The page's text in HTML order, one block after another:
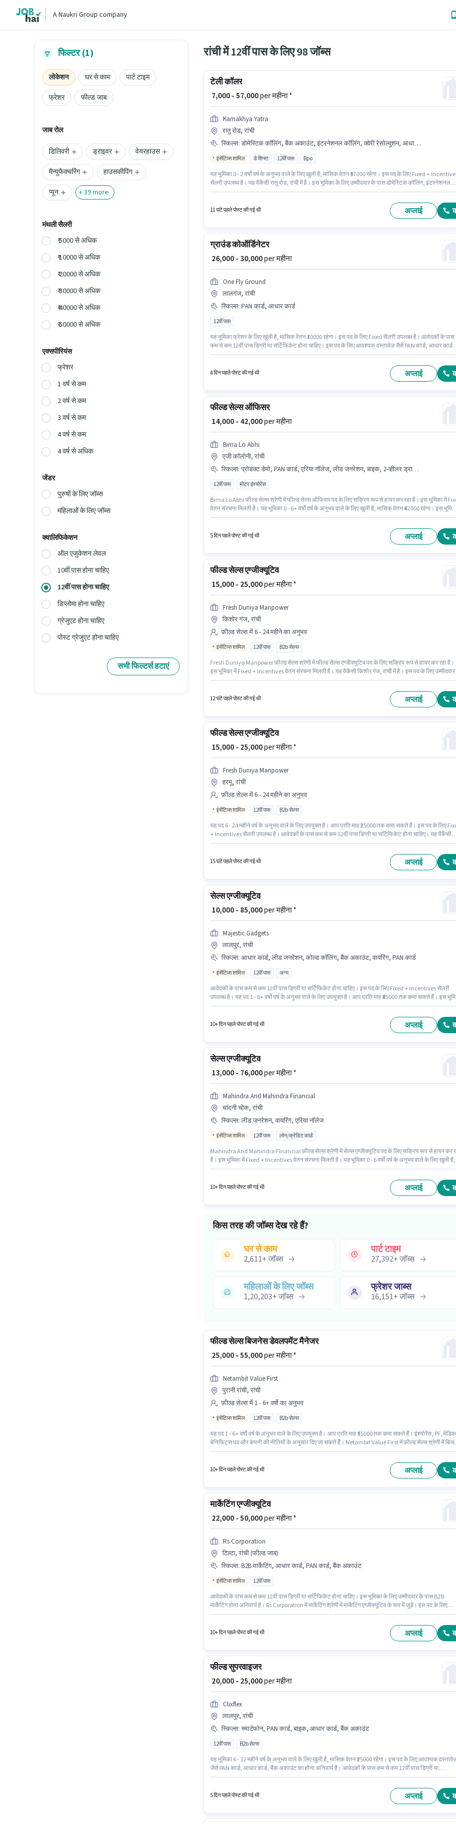
A Naukri Group company
फिल्टर (1)
लोकेशन घर से काम
पार्ट टाइम
फ्रेशर
फील्ड जाब
जाब रोल
डिलिवरी ड्राइवर
वेयरहाउस
मैन्युफैक्चरिंग
हाउसकीपिंग
प्यून
+39more
मंथली सैलरी
₹ 5000 से अधिक
₹ 10000 से अधिक
₹ 20000 से अधिक
₹ 30000 से अधिक
₹ 40000 से अधिक
₹ 50000 से अधिक
एक्सपीरियंस
फ्रेशर
1 वर्ष से कम
2 वर्ष से कम
3 वर्ष से कम
4 वर्ष से कम
4 वर्ष से अधिक
जेंडर
पुरुषों के लिए जॉब्स
महिलाओं के लिए जॉब्स
क्वालिफिकेशन
ऑल एजुकेशन लेवल
10वीं पास होना चाहिए
12वीं पास होना चाहिए
डिप्लोमा होना चाहिए
ग्रेजुएट होना चाहिए
पोस्ट ग्रेजुएट होना चाहिए
सभी फिल्टर्स हटाएं
रांची में 12वीं पास के लिए 98 जॉब्स
टेली कॉलर
₹ 7,000 - 57,000per महीना *
Kamakhya Yatra
रातु रोड, रांची
स्किल्स: डोमेस्टिक कॉलिंग, बैंक अकाउंट, इंटरनेशनल कॉलिंग, क्वेरी रेसोल्युशन, आधार कार्ड, नॉन-वॉयस/चैट प्रोसेस
इंसेंटिव्स शामिल डे शिफ्ट 12वीं पास Bpo
यह भूमिका 0 - 2 वर्षो वर्ष के अनुभव वाले के लिए खुली है, मासिक वेतन ₹57000 रहेगा। इस पद के लिए Fixed +
सैलरी उपलब्ध है। यह वैकेंसी रातु रोड, रांची में है। इस भूमिका के लिए उम्मीदवार के पास डोमेस्टिक कॉलिंग, इंटरनेशनल
11 घंटे पहले पोस्ट की गई थी अप्लाई
ग्राउंड कोऑर्डिनेटर
₹ 26,000 - 30,000per महीना
One Fly Ground
लालगंज, रांची
स्किल्स: PAN कार्ड, आधार कार्ड
12वीं पास
यह भूमिका फ्रेशर के लिए खुली है, मासिक वेतन ₹30000 रहेगा। इस पद के लिए Fixed सैलरी उपलब्ध है। आवेदकों के पास
कम से कम 12वीं पास डिग्री या सर्टिफिकेट होना चाहिए। इस पद के लिए आवश्यक दस्तावेज़ जैसे PAN कार्ड, आधार कार्ड
4 दिन पहले पोस्ट की गई थी अप्लाई
फील्ड सेल्स ऑफिसर
₹ 14,000 - 42,000per महीना
Bima Lo Abhi
एजी कॉलोनी, रांची
स्किल्स: प्रोडक्ट डेमो, PAN कार्ड, एरिया नॉलेज, लीड जनरेशन, बाइक, 2-व्हीलर ड्राइविंग लाइसेंस, आधार कार्ड, बैंक अकाउंट, वायरिंग, स्मार्टफोन
12वीं पास मोटर इंश्योरेंस
Bima Lo Abhi फ़ील्ड सेल्स श्रेणी में फील्ड सेल्स ऑफिसर पद के लिए सक्रिय रूप से हायर कर रहा है। इस भूमिका में
वेतन संरचना मिलती है। यह भूमिका 0 - 6+ वर्षो वर्ष के अनुभव वाले के लिए खुली है, मासिक वेतन ₹42000 रहेगा। इस
5 दिन पहले पोस्ट की गई थी अप्लाई
फील्ड सेल्स एग्जीक्यूटिव
₹ 15,000 - 25,000per महीना *
Fresh Duniya Manpower
किशोर गंज, रांची
फ़ील्ड सेल्स में 6 - 24 महीने का अनुभव
इंसेंटिव्स शामिल 12वीं पास B2b सेल्स
Fresh Duniya Manpower फ़ील्ड सेल्स श्रेणी में फील्ड सेल्स एग्जीक्यूटिव पद के लिए सक्रिय रूप से हायर कर रहा है।
इस भूमिका में Fixed + Incentives वेतन संरचना मिलती है। यह वैकेंसी किशोर गंज, रांची में है। इस पद के लिए उम्मीदवार
12 घंटे पहले पोस्ट की गई थी अप्लाई
फील्ड सेल्स एग्जीक्यूटिव
₹ 15,000 - 25,000per महीना *
Fresh Duniya Manpower
हरमू, रांची
फ़ील्ड सेल्स में 6 - 24 महीने का अनुभव
इंसेंटिव्स शामिल 12वीं पास B2b सेल्स
यह पद 6 - 24 महीने वर्ष के अनुभव वाले के लिए उपयुक्त है। आप प्रति माह ₹25000 तक कमा सकते हैं। इस पद के लिए
+ Incentives सैलरी उपलब्ध है। आवेदकों के पास कम से कम 12वीं पास डिग्री या सर्टिफिकेट होना चाहिए। यह वैकेंसी
15 घंटे पहले पोस्ट की गई थी अप्लाई
सेल्स एग्जीक्यूटिव
₹ 10,000 - 85,000per महीना *
Majestic Gadgets
लालपुर, रांची
स्किल्स: आधार कार्ड, लीड जनरेशन, कोल्ड कॉलिंग, बैंक अकाउंट, वायरिंग, PAN कार्ड
इंसेंटिव्स शामिल 12वीं पास अन्य
आवेदकों के पास कम से कम 12वीं पास डिग्री या सर्टिफिकेट होना चाहिए। इस पद के लिए Fixed + Incentives सैलरी
उपलब्ध है। यह पद 1 - 6+ वर्षो वर्ष के अनुभव वाले के लिए उपयुक्त है। आप प्रति माह ₹85000 तक कमा सकते हैं। इस
10+ दिन पहले पोस्ट की गई थी अप्लाई
सेल्स एग्जीक्यूटिव
₹ 13,000 - 76,000per महीना *
Mahindra And Mahindra Financial
चांदनी चोक, रांची
स्किल्स: लीड जनरेशन, वायरिंग, एरिया नॉलेज
इंसेंटिव्स शामिल 12वीं पास लोन/क्रेडिट कार्ड
Mahindra And Mahindra Financial फ़ील्ड सेल्स श्रेणी में सेल्स एग्जीक्यूटिव पद के लिए सक्रिय रूप से हायर कर
है। इस भूमिका में Fixed + Incentives वेतन संरचना मिलती है। यह भूमिका 0 - 6 वर्षो वर्ष के अनुभव वाले के लिए खुली है,
10+ दिन पहले पोस्ट की गई थी अप्लाई
किस तरह की जॉब्स देख रहे हैं?
घर से काम
2,611+जॉब्स
पार्ट टाइम
27,392+जॉब्स
महिलाओं के लिए जॉब्स
1,20,203+जॉब्स
फ्रेशर जाब्स
16,151+जॉब्स
फील्ड सेल्स बिजनेस डेवलपमेंट मैनेजर
₹ 25,000 - 55,000per महीना *
Netambit Value First
पुरानी रांची, रांची
फ़ील्ड सेल्स में 1 - 6+ वर्षो का अनुभव
इंसेंटिव्स शामिल 12वीं पास B2b सेल्स
यह पद 1 - 6+ वर्षो वर्ष के अनुभव वाले के लिए उपयुक्त है। आप प्रति माह ₹55000 तक कमा सकते हैं। इंश्योरेंस, PF,
बेनिफिट्स पद और कंपनी की नीतियों के अनुसार दिए जा सकते हैं। Netambit Value First में फ़ील्ड सेल्स श्रेणी में
10+ दिन पहले पोस्ट की गई थी अप्लाई
मार्केटिंग एग्जीक्यूटिव
₹ 22,000 - 50,000per महीना *
Rs Corporation
टिल्टा, रांची (फील्ड जाब)
स्किल्स: B2B मार्केटिंग, आधार कार्ड, PAN कार्ड, बैंक अकाउंट
इंसेंटिव्स शामिल 12वीं पास
आवेदकों के पास कम से कम 12वीं पास डिग्री या सर्टिफिकेट होना चाहिए। इस भूमिका के लिए उम्मीदवार के पास B2B
मार्केटिंग होना अनिवार्य है। Rs Corporation में मार्केटिंग श्रेणी में मार्केटिंग एग्जीक्यूटिव के रूप में जुड़ें। इस पद के लिए
10+ दिन पहले पोस्ट की गई थी अप्लाई
फील्ड सुपरवाइजर
₹ 20,000 - 25,000per महीना
Clixflex
लालपुर, रांची
स्किल्स: स्मार्टफोन, PAN कार्ड, बाइक, आधार कार्ड, बैंक अकाउंट
12वीं पास B2b सेल्स
यह भूमिका 6 - 12 महीने वर्ष के अनुभव वाले के लिए खुली है, मासिक वेतन ₹25000 रहेगा। इस पद के लिए आवश्यक
जैसे PAN कार्ड, आधार कार्ड, बैंक अकाउंट का होना अनिवार्य है। आवेदकों के पास कम से कम 12वीं पास डिग्री या
5 दिन पहले पोस्ट की गई थी अप्लाई